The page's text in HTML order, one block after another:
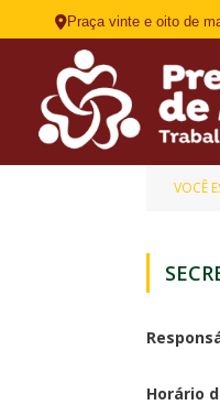
Praça vinte e oito de
VOCÊ
Horário